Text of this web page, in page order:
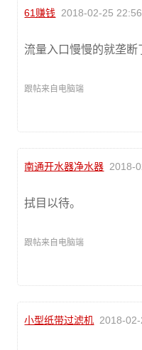
61赚钱 2018-02-25
流量入口慢慢的就垄断
跟帖来自电脑端
南通开水器净水器 2018-
拭目以待。
跟帖来自电脑端
小型纸带过滤机 2018-